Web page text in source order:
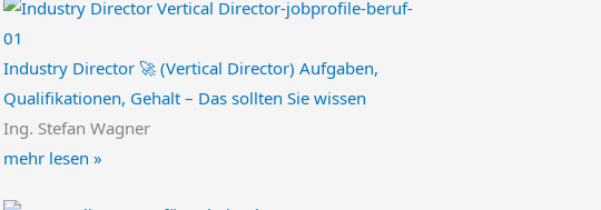
Industry Director 🚀 (Vertical Director) Aufgaben,
Qualifikationen, Gehalt – Das sollten Sie wissen
Ing. Stefan Wagner
mehr lesen »